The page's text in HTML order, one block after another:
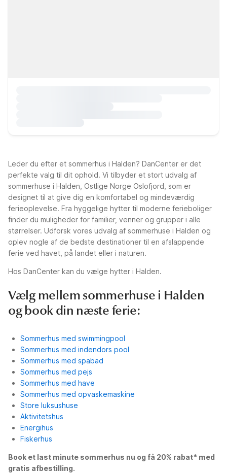
Leder du efter et sommerhus i Halden? DanCenter er det
perfekte valg til dit ophold. Vi tilbyder et stort udvalg af
sommerhuse i Halden, Ostlige Norge Oslofjord, som er
designet til at give dig en komfortabel og mindeværdig
ferieoplevelse. Fra hyggelige hytter til moderne ferieboliger
finder du muligheder for familier, venner og grupper i alle
størrelser. Udforsk vores udvalg af sommerhuse i Halden og
oplev nogle af de bedste destinationer til en afslappende
ferie ved havet, på landet eller i naturen.
Hos DanCenter kan du vælge hytter i Halden.
Vælg mellem sommerhuse i Halden
og book din næste ferie:
Sommerhus med swimmingpool
Sommerhus med indendors pool
Sommerhus med spabad
Sommerhus med pejs
Sommerhus med have
Sommerhus med opvaskemaskine
Store luksushuse
Aktivitetshus
Energihus
Fiskerhus
Book et last minute sommerhus nu og få 20% rabat* med
gratis afbestilling.